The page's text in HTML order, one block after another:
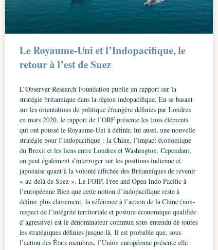
Le Royaume-Uni et l’Indopacifique, le
retour à l’est de Suez
L’Observer Research Foundation publie un rapport sur la
stratégie britannique dans la région indopacifique. En se basant
sur les orientations de politique étrangère définies par Londres
en mars 2020, le rapport de l’ORF présente les trois éléments
qui ont poussé le Royaume-Uni à définir, lui aussi, une nouvelle
stratégie pour l’indopacifique : la Chine, l’impact économique
du Brexit et les liens entre Londres et Washington. Cependant,
on peut également s’interroger sur les positions indienne et
japonaise quant à la volonté affichée des Britanniques de revenir
« au-delà de Suez ». Le FOIP, Free and Open Indo Pacific à
l’européenne Bien que cette notion d’indopacifique reste à
définir plus clairement, la référence à l’action de la Chine (non-
respect de l’intégrité territoriale et posture économique qualifiée
d’agressive) est le dénominateur commun sous-entendu de toutes
les stratégiques définies jusque-là. Il est probable que, sous
l’action des États membres, l’Union européenne présente elle